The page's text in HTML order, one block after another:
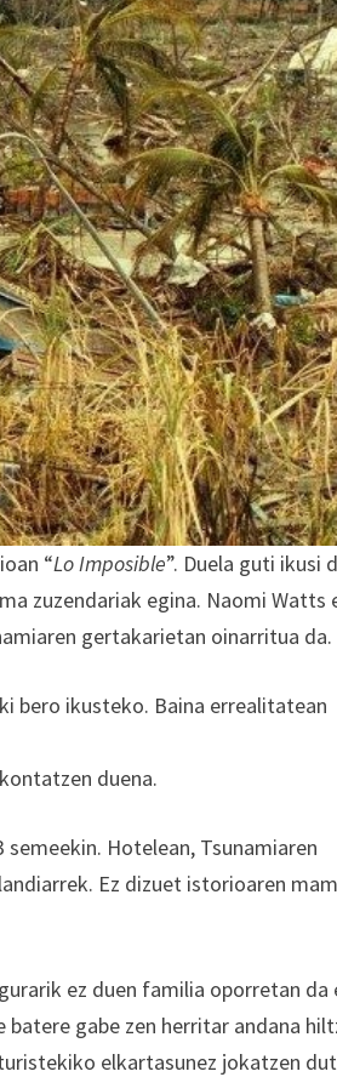
“Lo Imposible”. Duela guti ikusi
zuzendariak egina. Naomi Watts
gertakarietan oinarritua da.
bero ikusteko. Baina errealitatean
duena.
Hotelean, Tsunamiaren
Ez dizuet istorioaren
ez duen familia oporretan da
gabe zen herritar andana
elkartasunez jokatzen